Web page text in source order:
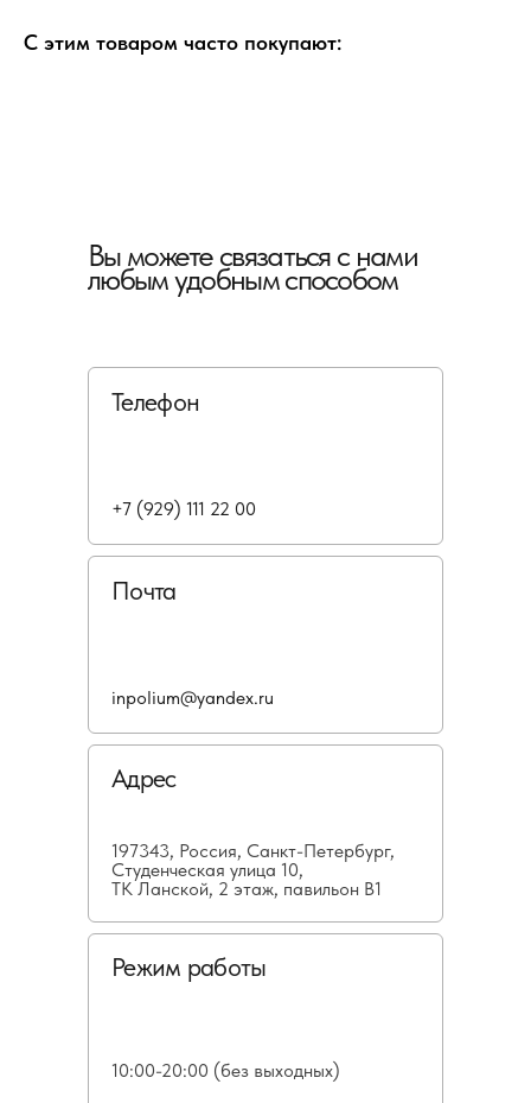
С этим товаром часто покупают:
Вы можете связаться с нами
любым удобным способом
Телефон
Почта
Адрес
197343, Россия, Санкт-Петербург,
Студенческая улица 10,
ТК Ланской, 2 этаж, павильон В1
Режим работы
10:00-20:00 (без выходных)
+7 (929) 111 22 00
inpolium@yandex.ru